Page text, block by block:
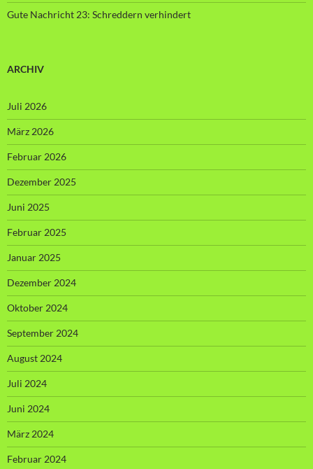
Gute Nachricht 23: Schreddern verhindert
ARCHIV
Juli 2026
März 2026
Februar 2026
Dezember 2025
Juni 2025
Februar 2025
Januar 2025
Dezember 2024
Oktober 2024
September 2024
August 2024
Juli 2024
Juni 2024
März 2024
Februar 2024